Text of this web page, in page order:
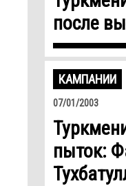
после
КАМПАНИИ
07/01/2003
пыток: